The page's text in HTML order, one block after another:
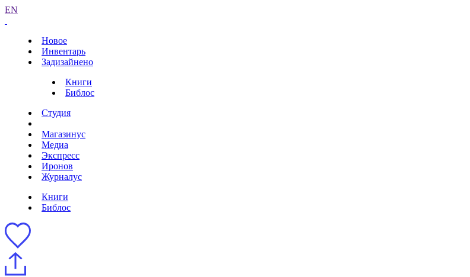
EN
Новое
Инвентарь
Задизайнено
Книги
Библос
Студия
Магазинус
Медиа
Экспресс
Иронов
Журналус
Книги
Библос